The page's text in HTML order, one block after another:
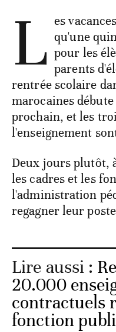
L es
qu'une
pour les
parents
rentrée scolaire
marocaines
prochain, et les
l'enseignement
Deux jours plutôt,
les cadres et les
l'administration
regagner leur
Lire aussi :
20.000
contractuels
fonction